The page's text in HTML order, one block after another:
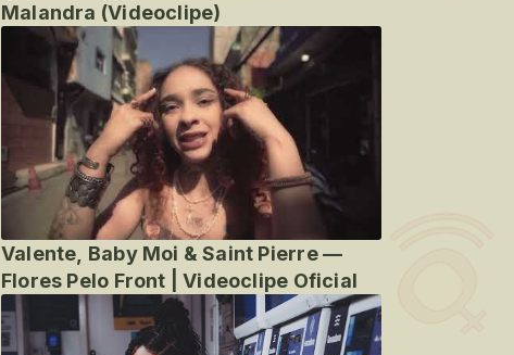
Malandra (Videoclipe)
Valente, Baby Moi & Saint Pierre —
Flores Pelo Front | Videoclipe Oficial